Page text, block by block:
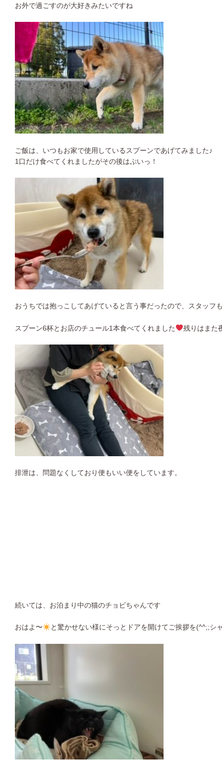
お外で過ごすのが大好きみたいですね
ご飯は、いつもお家で使用しているスプーンであげてみました♪
1口だけ食べてくれましたがその後はぷいっ！
おうちでは抱っこしてあげていると言う事だったので、スタッフ
スプーン6杯とお店のチュール1本食べてくれました 残りはまた
排泄は、問題なくしており便もいい便をしています。
続いては、お泊まり中の猫のチョビちゃんです
おはよ〜 と驚かせない様にそっとドアを開けてご挨拶を(^^;;シ